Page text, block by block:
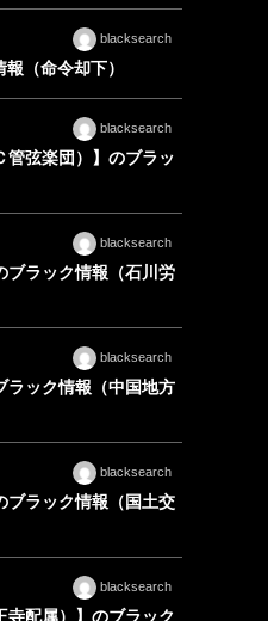
blacksearch
（命令却下）
blacksearch
管弦楽団）】のブラッ
blacksearch
ブラック情報（石川労
blacksearch
ラック情報（中国地方
blacksearch
ブラック情報（国土交
blacksearch
寺配属）】のブラック